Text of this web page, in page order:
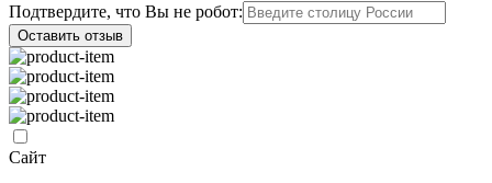
Подтвердите, что Вы не робот:
Оставить отзыв
Сайт